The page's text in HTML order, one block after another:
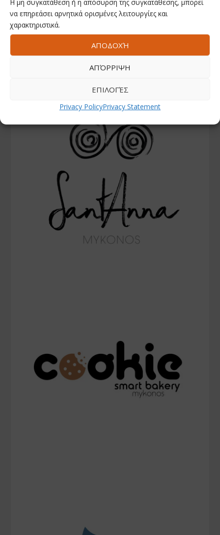
Η μη συγκατάθεση ή η απόσυρση της συγκατάθεσης, μπορεί
να επηρεάσει αρνητικά ορισμένες λειτουργίες και
χαρακτηριστικά.
ΑΠΟΔΟΧΉ
ΑΠΌΡΡΙΨΗ
ΕΠΙΛΟΓΈΣ
Privacy PolicyPrivacy Statement